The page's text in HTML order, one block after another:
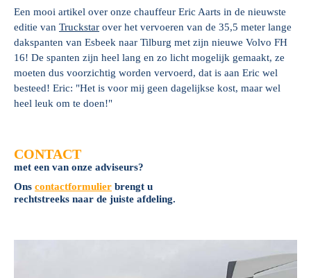
Een mooi artikel over onze chauffeur Eric Aarts in de nieuwste
editie van Truckstar over het vervoeren van de 35,5 meter lange
dakspanten van Esbeek naar Tilburg met zijn nieuwe Volvo FH
16! De spanten zijn heel lang en zo licht mogelijk gemaakt, ze
moeten dus voorzichtig worden vervoerd, dat is aan Eric wel
besteed! Eric: "Het is voor mij geen dagelijkse kost, maar wel
heel leuk om te doen!"
CONTACT
met een van onze adviseurs?
Ons contactformulier brengt u
rechtstreeks naar de juiste afdeling.